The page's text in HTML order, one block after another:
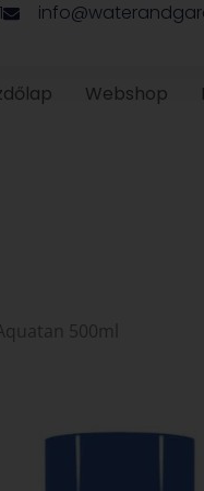
Webshop
500ml